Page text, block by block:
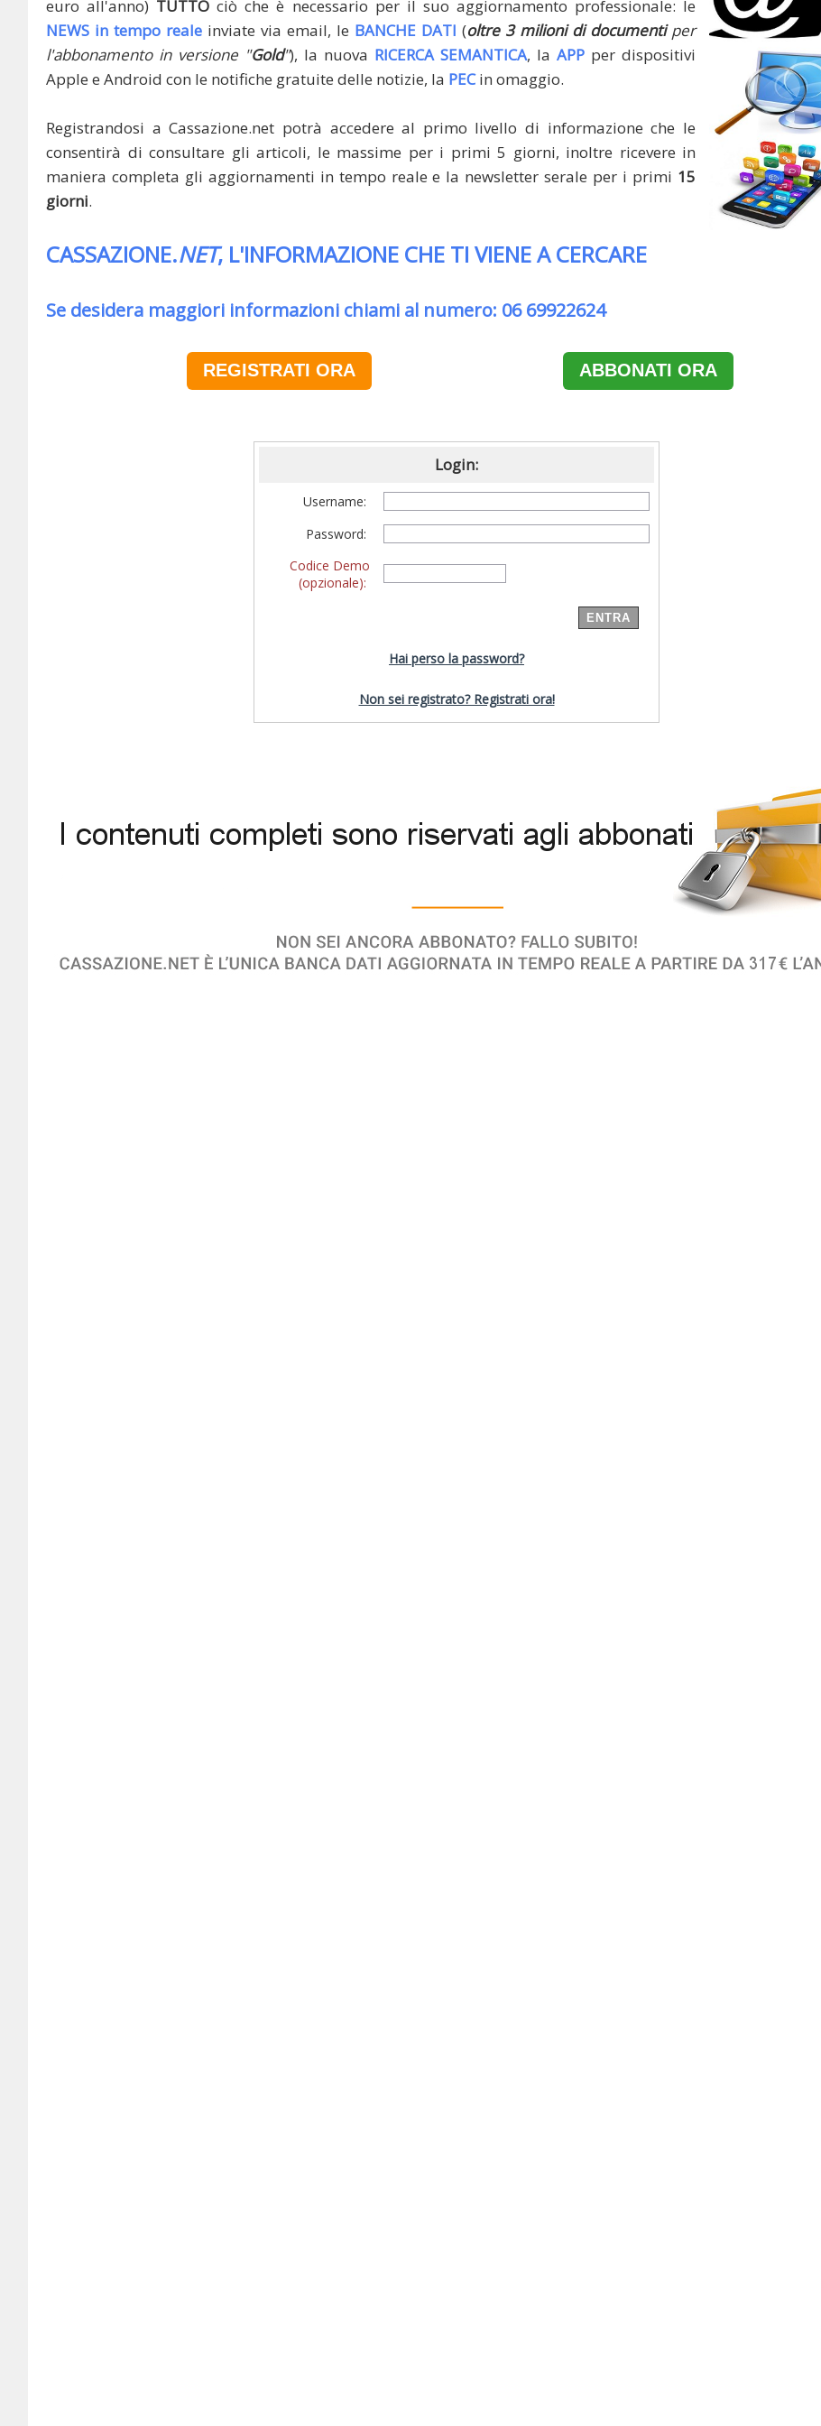
euro all'anno) TUTTO ciò che è necessario per il suo aggiornamento professionale: le
NEWS in tempo reale inviate via email, le BANCHE DATI (oltre 3 milioni di documentiper
l'abbonamento in versione "Gold"), la nuova RICERCA SEMANTICA, la APP per dispositivi
Apple e Android con le notifiche gratuite delle notizie, la PECin omaggio.
Registrandosi a Cassazione.net potrà accedere al primo livello di informazione che le
consentirà di consultare gli articoli, le massime per i primi 5 giorni, inoltre ricevere in
maniera completa gli aggiornamenti in tempo reale e la newsletter serale per i primi 15
giorni.
CASSAZIONE.NET, L'INFORMAZIONE CHE TI VIENE A CERCARE
Se desidera maggiori informazioni chiami al numero: 06 69922624
REGISTRATI ORA ABBONATI ORA
Login:
Username:
Password:
Codice Demo
(opzionale):
Hai perso la password?
Non sei registrato? Registrati ora!